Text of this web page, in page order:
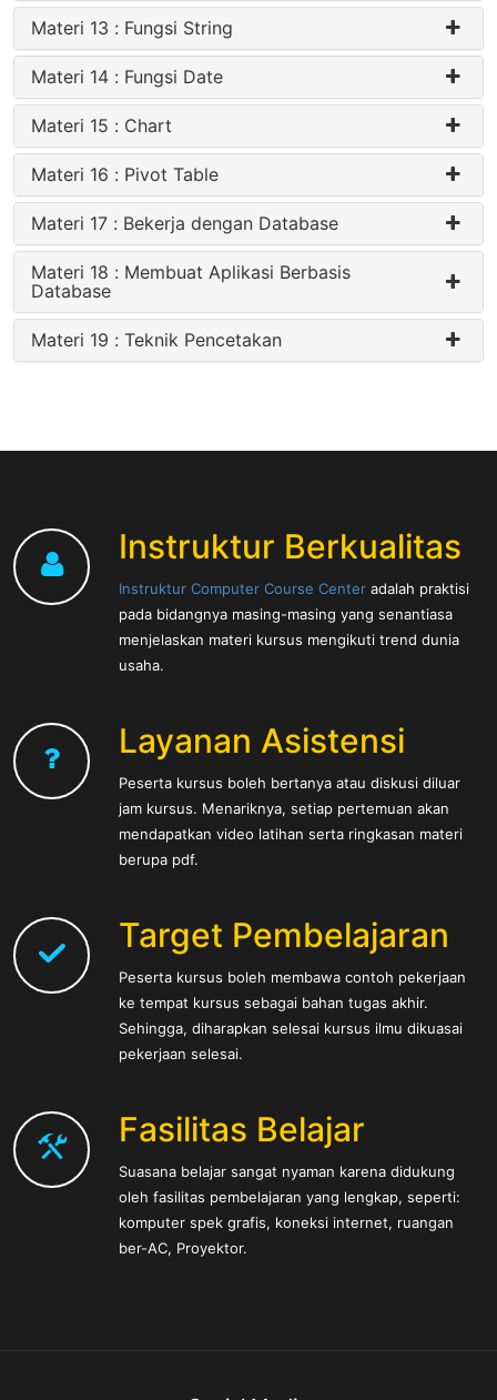
Materi 13 : Fungsi String
Materi 14 : Fungsi Date
Materi 15 : Chart
Materi 16 : Pivot Table
Materi 17 : Bekerja dengan Database
Materi 18 : Membuat Aplikasi Berbasis
Database
Materi 19 : Teknik Pencetakan
Instruktur Berkualitas
Instruktur Computer Course Center adalah praktisi
pada bidangnya masing-masing yang senantiasa
menjelaskan materi kursus mengikuti trend dunia
usaha.
Layanan Asistensi
Peserta kursus boleh bertanya atau diskusi diluar
jam kursus. Menariknya, setiap pertemuan akan
mendapatkan video latihan serta ringkasan materi
berupa pdf.
Target Pembelajaran
Peserta kursus boleh membawa contoh pekerjaan
ke tempat kursus sebagai bahan tugas akhir.
Sehingga, diharapkan selesai kursus ilmu dikuasai
pekerjaan selesai.
Fasilitas Belajar
Suasana belajar sangat nyaman karena didukung
oleh fasilitas pembelajaran yang lengkap, seperti:
komputer spek grafis, koneksi internet, ruangan
ber-AC, Proyektor.